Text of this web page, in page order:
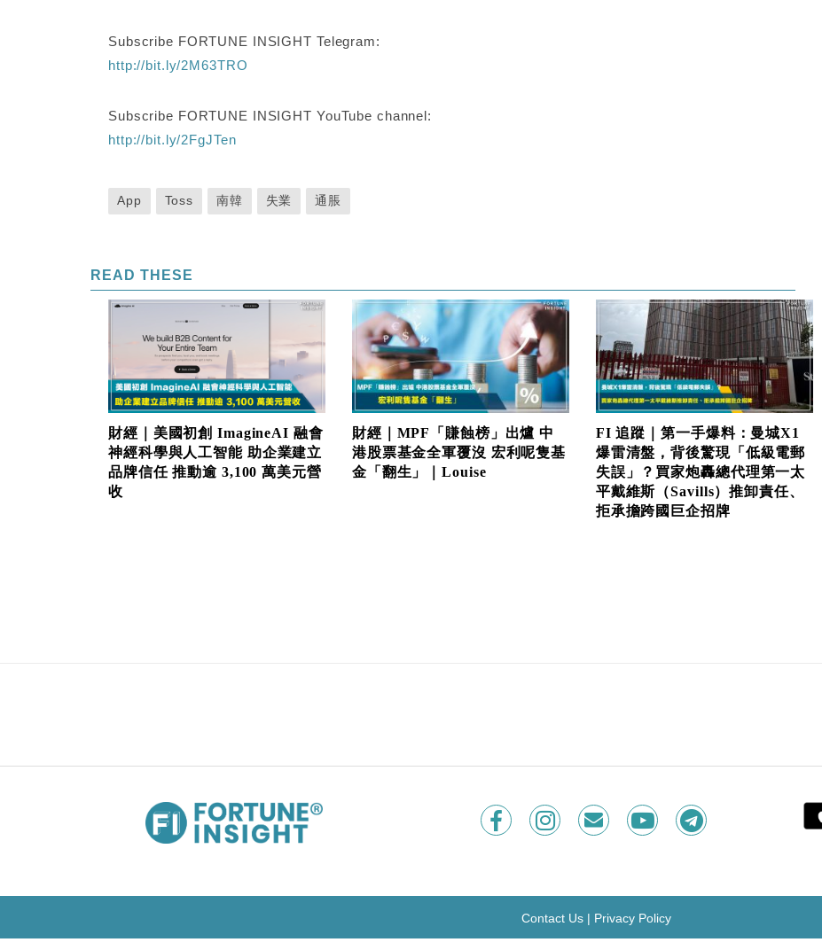
Subscribe FORTUNE INSIGHT Telegram:
http://bit.ly/2M63TRO
Subscribe FORTUNE INSIGHT YouTube channel:
http://bit.ly/2FgJTen
App Toss 南韓 失業 通脹
READ THESE
財經｜美國初創 ImagineAI 融會
神經科學與人工智能 助企業建立
品牌信任 推動逾 3,100 萬美元營
收
財經｜MPF「賺蝕榜」出爐 中
港股票基金全軍覆沒 宏利呢隻基
金「翻生」｜Louise
FI 追蹤｜第一手爆料：曼城X1
爆雷清盤，背後驚現「低級電郵
失誤」？買家炮轟總代理第一太
平戴維斯（Savills）推卸責任、
拒承擔跨國巨企招牌
Contact Us| Privacy Policy
Copyright © 2026 Fortune Insight. All rights reserved.